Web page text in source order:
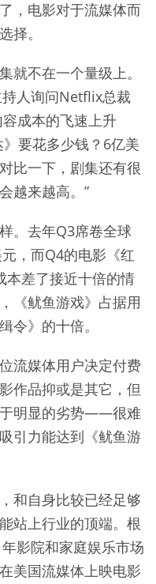
，电影对于流媒体而
择。
就不在一个量级上。
人询问Netflix总裁
成本的飞速上升
要花多少钱？6亿美
比一下，剧集还有很
越来越高。”
。去年Q3席卷全球
，而Q4的电影《红
本差了接近十倍的情
《鱿鱼游戏》占据用
令》的十倍。
流媒体用户决定付费
作品抑或是其它，但
于明显的劣势——很难
引力能达到《鱿鱼游
和自身比较已经足够
站上行业的顶端。根
影院和家庭娱乐市场
美国流媒体上映电影